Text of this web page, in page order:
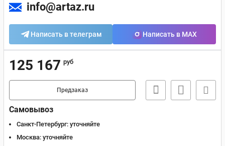
info@artaz.ru
Написать в телеграм Написать в MAX
125 167 руб
Предзаказ
Самовывоз
Санкт-Петербург: уточняйте
Москва: уточняйте